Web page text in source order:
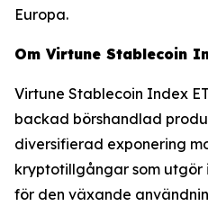
Europa.
Om Virtune Stablecoin
Virtune Stablecoin Index
backad börshandlad
diversifierad exponering
kryptotillgångar som utgör
för den växande